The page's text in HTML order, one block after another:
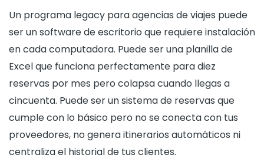
Un programa legacy para agencias de viajes puede
ser un software de escritorio que requiere instalación
en cada computadora. Puede ser una planilla de
Excel que funciona perfectamente para diez
reservas por mes pero colapsa cuando llegas a
cincuenta. Puede ser un sistema de reservas que
cumple con lo básico pero no se conecta con tus
proveedores, no genera itinerarios automáticos ni
centraliza el historial de tus clientes.